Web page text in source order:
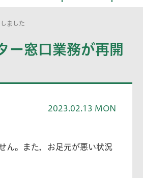
ました
ー窓口業務が再開
2023.02.13 MON
ん。また，お足元が悪い状況